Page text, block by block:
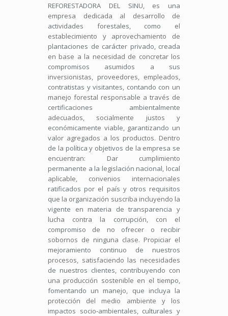
REFORESTADORA DEL SINU, es una
empresa dedicada al desarrollo de
actividades forestales, como el
establecimiento y aprovechamiento de
plantaciones de carácter privado, creada
en base a la necesidad de concretar los
compromisos asumidos a sus
inversionistas, proveedores, empleados,
contratistas y visitantes, contando con un
manejo forestal responsable a través de
certificaciones ambientalmente
adecuados, socialmente justos y
económicamente viable, garantizando un
valor agregados a los productos. Dentro
de la política y objetivos de la empresa se
encuentran: Dar cumplimiento
permanente a la legislación nacional, local
aplicable, convenios internacionales
ratificados por el país y otros requisitos
que la organización suscriba incluyendo la
vigente en materia de transparencia y
lucha contra la corrupción, con el
compromiso de no ofrecer o recibir
sobornos de ninguna clase. Propiciar el
mejoramiento continuo de nuestros
procesos, satisfaciendo las necesidades
de nuestros clientes, contribuyendo con
una producción sostenible en el tiempo,
fomentando un manejo, que incluya la
protección del medio ambiente y los
impactos socio-ambientales, culturales y